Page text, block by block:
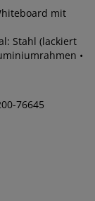
mit
Stahl (lackiert
•
76645